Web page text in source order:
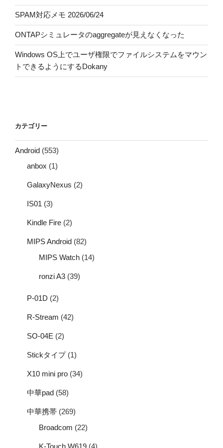
SPAM対応メモ 2026/06/24
ONTAPシミュレータのaggregateが見えなくなった
Windows OS上でユーザ権限でファイルシステムをマウン
トできるようにするDokany
カテゴリー
Android (553)
anbox (1)
GalaxyNexus (2)
IS01 (3)
Kindle Fire (2)
MIPS Android (82)
MIPS Watch (14)
ronzi A3 (39)
P-01D (2)
R-Stream (42)
SO-04E (2)
Stickタイプ(1)
X10 mini pro (34)
中華pad (58)
中華携帯 (269)
Broadcom (22)
K-Touch W619 (4)